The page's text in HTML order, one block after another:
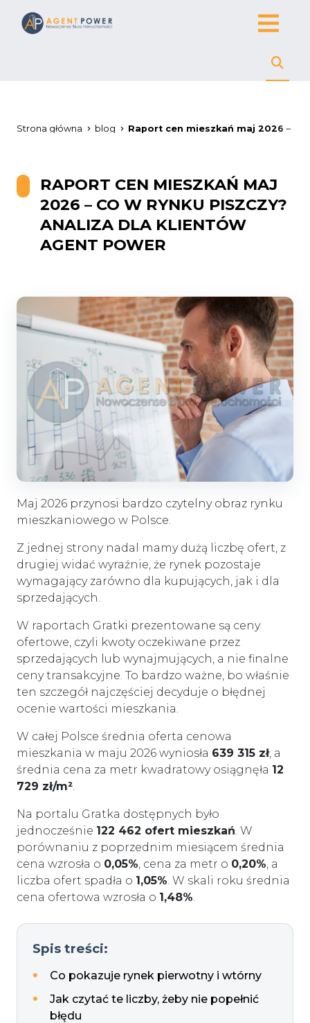
Strona główna blog Raport cen mieszkań maj 2026 –
RAPORT CEN MIESZKAŃ MAJ
2026 – CO W RYNKU PISZCZY?
ANALIZA DLA KLIENTÓW
AGENT POWER
Maj 2026 przynosi bardzo czytelny obraz rynku
mieszkaniowego w Polsce.
Z jednej strony nadal mamy dużą liczbę ofert, z
drugiej widać wyraźnie, że rynek pozostaje
wymagający zarówno dla kupujących, jak i dla
sprzedających.
W raportach Gratki prezentowane są ceny
ofertowe, czyli kwoty oczekiwane przez
sprzedających lub wynajmujących, a nie finalne
ceny transakcyjne. To bardzo ważne, bo właśnie
ten szczegół najczęściej decyduje o błędnej
ocenie wartości mieszkania.
W całej Polsce średnia oferta cenowa
mieszkania w maju 2026 wyniosła 639 315 zł, a
średnia cena za metr kwadratowy osiągnęła 12
729 zł/m²
Na portalu Gratka dostępnych było
jednocześnie 122 462 ofert mieszkań . W
porównaniu z poprzednim miesiącem średnia
cena wzrosła o 0,05% , cena za metr o 0,20% , a
liczba ofert spadła o 1,05% . W skali roku średnia
cena ofertowa wzrosła o 1,48%
Spis treści:
Co pokazuje rynek pierwotny i wtórny
Jak czytać te liczby, żeby nie popełnić
błędu